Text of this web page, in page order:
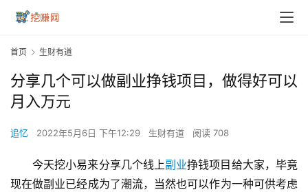
首页 生财有道
分享几个可以做副业挣钱项目，做得好可以
月入万元
追忆 2022年5月6日 下午12:29 生财有道 阅读 708
今天挖小易来分享几个线上副业挣钱项目给大家，毕竟
现在做副业已经成为了潮流，当然也可以作为一种可供考虑